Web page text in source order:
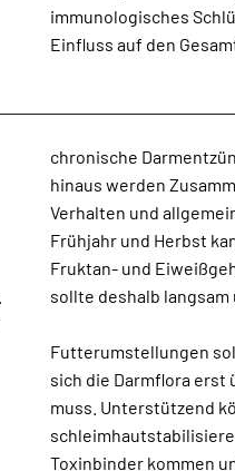
Einfluss auf den
chronische
sollte deshalb
Futterumstellungen
sich die Darmflora erst
muss. Unterstützend
Toxinbinder kommen